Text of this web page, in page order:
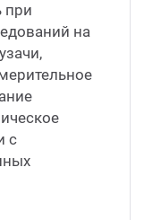
при
на
с